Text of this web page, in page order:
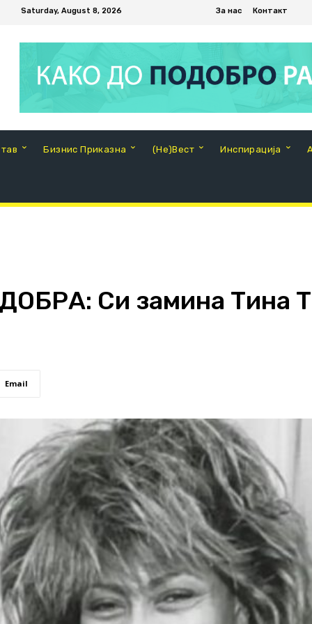
Saturday, August 8, 2026 За нас Контакт
Бизнис Приказна (Не)Вест Инспирација
Си замина Тина
Email